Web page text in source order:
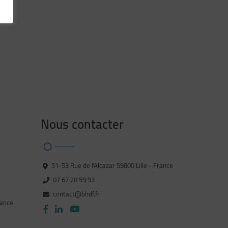
Nous contacter
51-53 Rue de l'Alcazar 59800 Lille - France
07 67 28 59 93
contact@bhdf.fr